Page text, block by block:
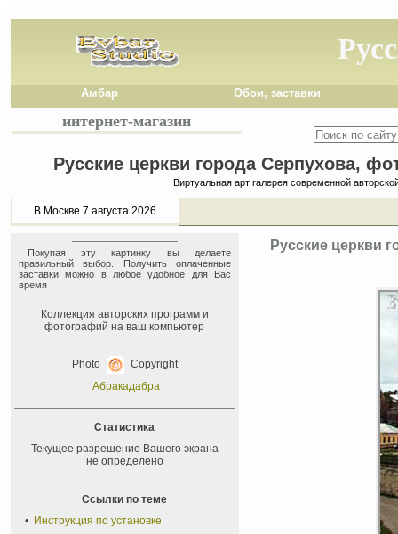
Амбар Обои, заставки
интернет-магазин
Русские церкви города Серпухова,
Виртуальная арт галерея современной
В Москве 7 августа 2026
Покупая эту картинку вы делаете
правильный выбор. Получить оплаченные
заставки можно в любое удобное для Вас
время
Коллекция авторских программ и
фотографий на ваш компьютер
Photo
Copyright
Абракадабра
Статистика
Текущее разрешение Вашего экрана
не определено
Ссылки по теме
• Инструкция по установке
Русские церкви